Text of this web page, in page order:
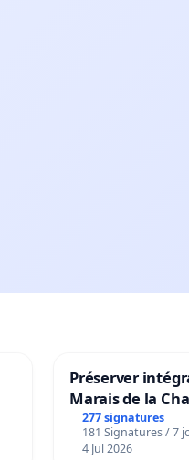
Préserver
Marais de la
277 signatures
181 Signatures / 7
4 Jul 2026